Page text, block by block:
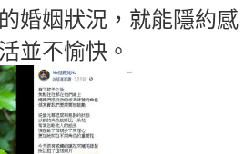
婚姻狀況，就能隱約感
並不愉快。